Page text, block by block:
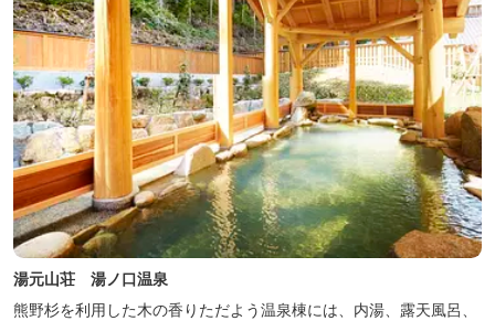
湯元山荘 湯ノ口温泉
熊野杉を利用した木の香りただよう温泉棟には、内湯、露天風呂、